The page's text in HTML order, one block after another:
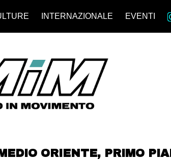
INTERNAZIONALE EVENTI
MEDIO ORIENTE, PRIMO